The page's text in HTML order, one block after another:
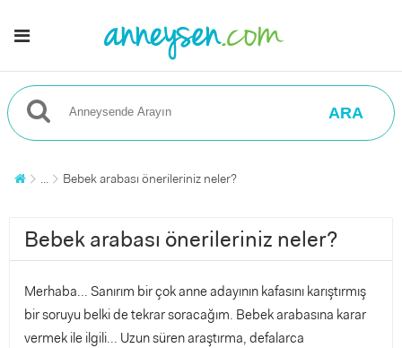
ARA
... Bebek arabası önerileriniz neler?
Bebek arabası önerileriniz neler?
Merhaba... Sanırım bir çok anne adayının kafasını karıştırmış
bir soruyu belki de tekrar soracağım. Bebek arabasına karar
vermek ile ilgili... Uzun süren araştırma, defalarca